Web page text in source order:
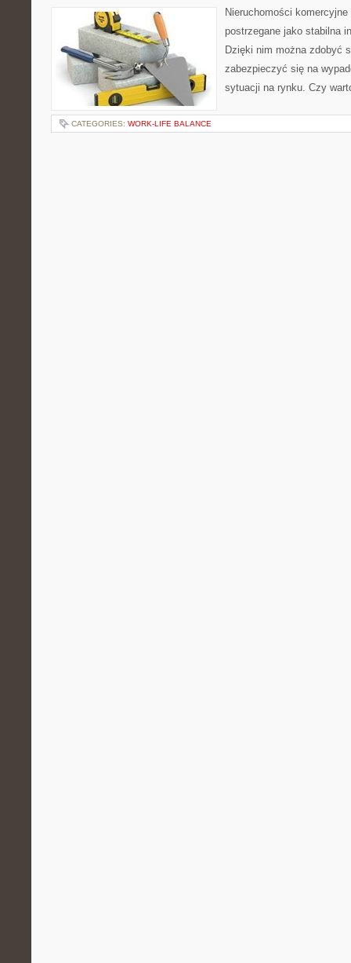
Nieruchomości
postrzegane jako stabilna
Dzięki nim można zdobyć
zabezpieczyć się na
sytuacji na rynku. Czy
CATEGORIES: WORK-LIFE BALANCE